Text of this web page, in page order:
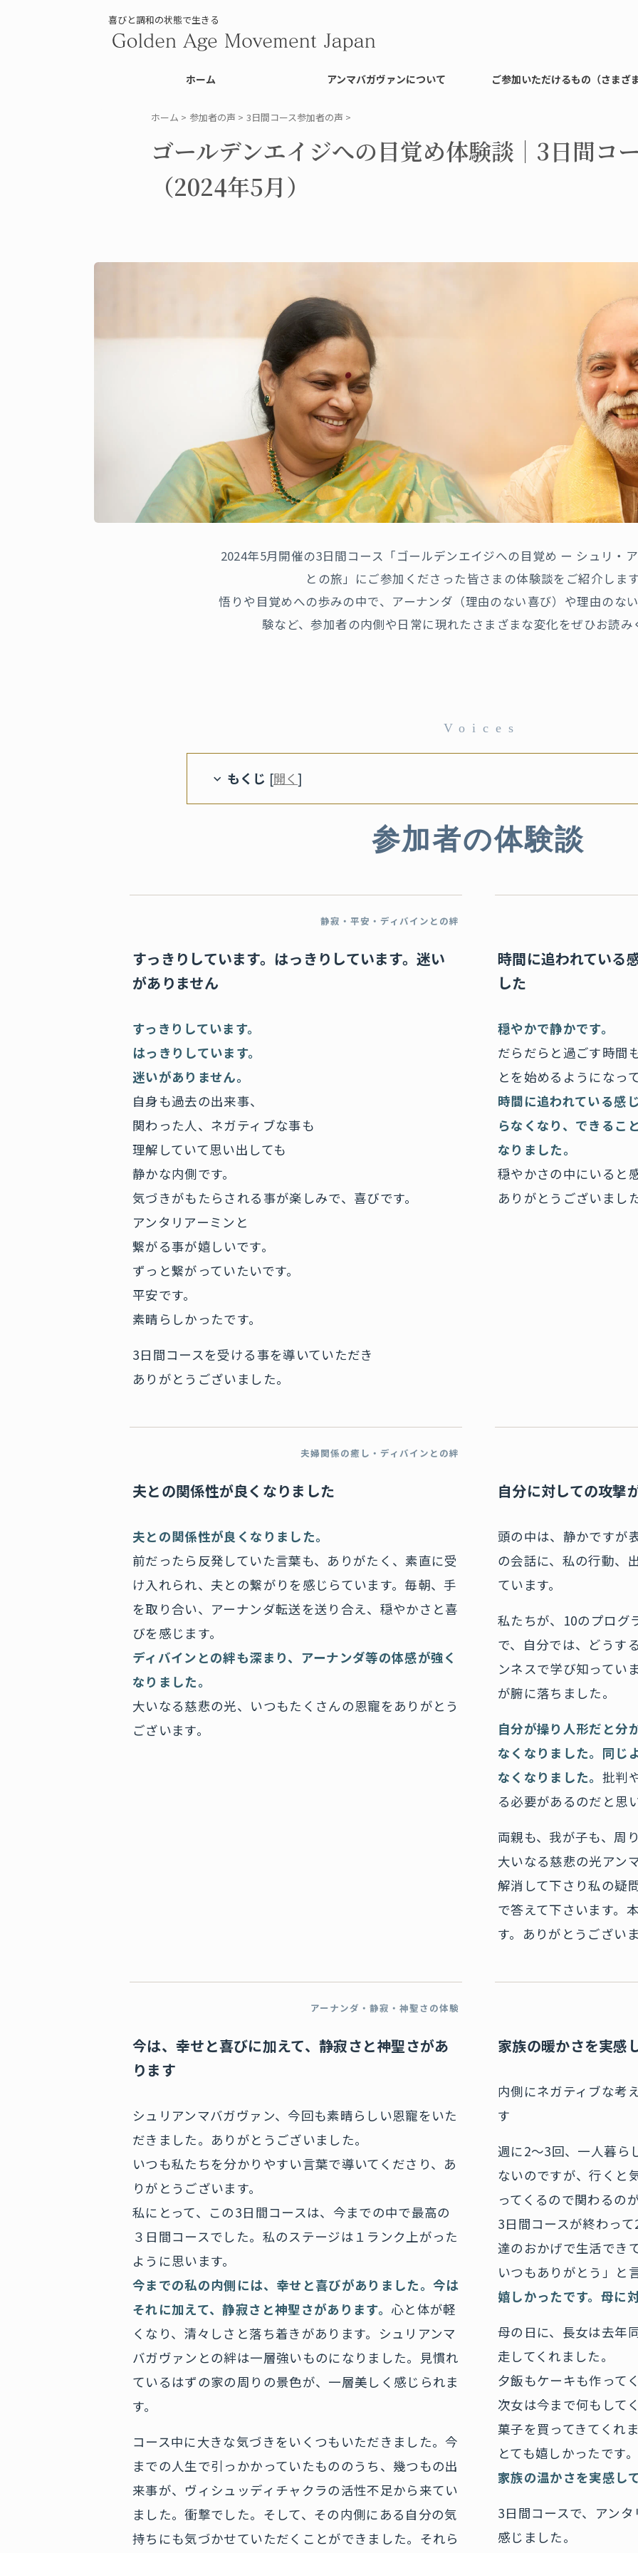
喜びと調和の状態で生きる
ホーム アンマバガヴァンについて ご参加いただけるもの（さまざ
ホーム > 参加者の声 > 3日間コース参加者の声 >
ゴールデンエイジへの目覚め体験談｜3日間コ
（2024年5月）
2024年5月開催の3日間コース「ゴールデンエイジへの目覚め ー シュリ・
との旅」にご参加くださった皆さまの体験談をご紹介しま
悟りや目覚めへの歩みの中で、アーナンダ（理由のない喜び）や理由のな
験など、参加者の内側や日常に現れたさまざまな変化をぜひお読み
Voices
もくじ [開く ]
参加者の体験談
静寂・平安・ディバインとの絆
すっきりしています。はっきりしています。迷い
がありません
すっきりしています。
はっきりしています。
迷いがありません。
自身も過去の出来事、
関わった人、ネガティブな事も
理解していて思い出しても
静かな内側です。
気づきがもたらされる事が楽しみで、喜びです。
アンタリアーミンと
繋がる事が嬉しいです。
ずっと繋がっていたいです。
平安です。
素晴らしかったです。
3日間コースを受ける事を導いていただき
ありがとうございました。
時間に追われている
した
穏やかで静かです。
だらだらと過ごす時間
とを始めるようになっ
時間に追われている感
らなくなり、できるこ
なりました。
穏やかさの中にいると
ありがとうございまし
夫婦関係の癒し・ディバインとの絆
夫との関係性が良くなりました
夫との関係性が良くなりました。
前だったら反発していた言葉も、ありがたく、素直に受
け入れられ、夫との繋がりを感じらています。毎朝、手
を取り合い、アーナンダ転送を送り合え、穏やかさと喜
びを感じます。
ディバインとの絆も深まり、アーナンダ等の体感が強く
なりました。
大いなる慈悲の光、いつもたくさんの恩寵をありがとう
ございます。
自分に対しての攻撃
頭の中は、静かですが
の会話に、私の行動、
ています。
私たちが、10のプログ
で、自分では、どうす
ンネスで学び知ってい
が腑に落ちました。
自分が操り人形だと分
なくなりました。同じ
なくなりました。 批判
る必要があるのだと思
両親も、我が子も、周
大いなる慈悲の光アン
解消して下さり私の疑
で答えて下さいます。
す。ありがとうござい
アーナンダ・静寂・神聖さの体験
今は、幸せと喜びに加えて、静寂さと神聖さがあ
ります
シュリアンマバガヴァン、今回も素晴らしい恩寵をいた
だきました。ありがとうございました。
いつも私たちを分かりやすい言葉で導いてくださり、あ
りがとうございます。
私にとって、この3日間コースは、今までの中で最高の
３日間コースでした。私のステージは１ランク上がった
ように思います。
今までの私の内側には、幸せと喜びがありました。今は
それに加えて、静寂さと神聖さがあります。 心と体が軽
くなり、清々しさと落ち着きがあります。シュリアンマ
バガヴァンとの絆は一層強いものになりました。見慣れ
ているはずの家の周りの景色が、一層美しく感じられま
す。
コース中に大きな気づきをいくつもいただきました。今
までの人生で引っかかっていたもののうち、幾つもの出
来事が、ヴィシュッディチャクラの活性不足から来てい
ました。衝撃でした。そして、その内側にある自分の気
持ちにも気づかせていただくことができました。それら
家族の暖かさを実感
内側にネガティブな考
す
週に2〜3回、一人暮ら
ないのですが、行くと
ってくるので関わるの
3日間コースが終わっ
達のおかげで生活でき
いつもありがとう」と
嬉しかったです。母に
母の日に、長女は去年
走してくれました。
夕飯もケーキも作って
次女は今まで何もして
菓子を買ってきてくれ
とても嬉しかったです。
家族の温かさを実感し
3日間コースで、アン
感じました。